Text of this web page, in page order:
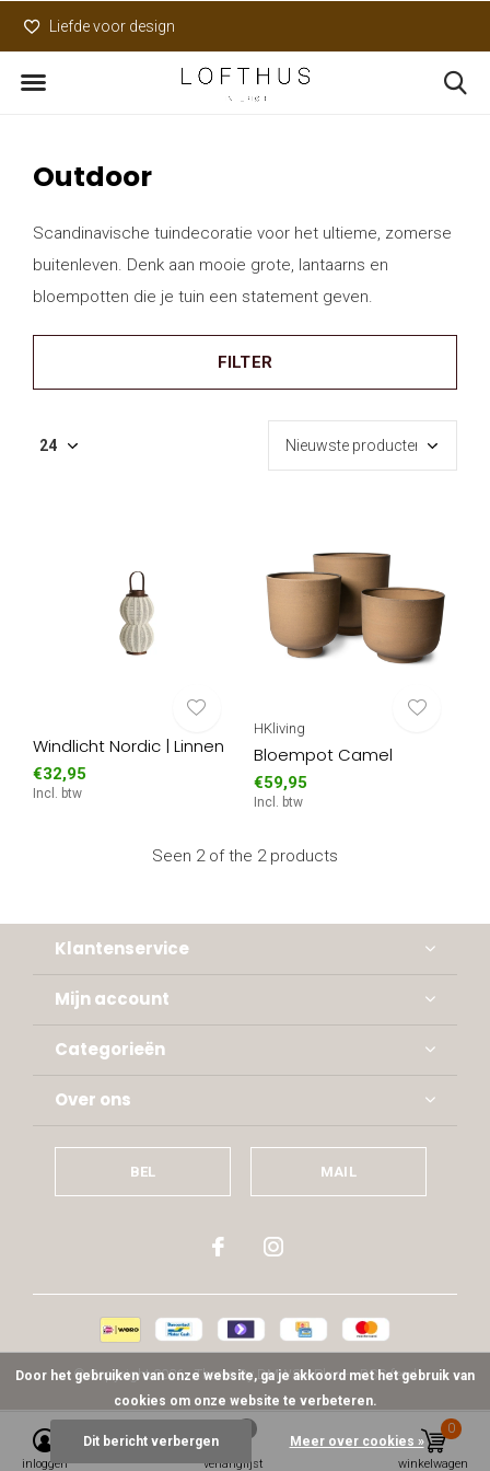
Liefde voor design
Outdoor
Scandinavische tuindecoratie voor het ultieme, zomerse
buitenleven. Denk aan mooie grote, lantaarns en
bloempotten die je tuin een statement geven.
FILTER
Windlicht Nordic | Linnen
€32,95
Incl. btw
HKliving
Bloempot Camel
€59,95
Incl. btw
Seen 2 of the 2 products
Klantenservice
Mijn account
Categorieën
Over ons
BEL MAIL
© Copyright2026- Theme By DMWSxPlus+ -RSS-feed
inloggen verlanglijst winkelwagen
0
Door het gebruiken van onze website, ga je akkoord met het gebruik van
cookies om onze website te verbeteren.
Dit bericht verbergen Meer over cookies »